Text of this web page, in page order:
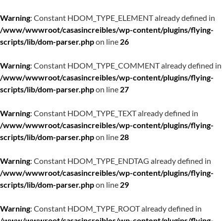
Warning: Constant HDOM_TYPE_ELEMENT already defined in
/www/wwwroot/casasincreibles/wp-content/plugins/flying-
scripts/lib/dom-parser.phpon line 26
Warning: Constant HDOM_TYPE_COMMENT already defined in
/www/wwwroot/casasincreibles/wp-content/plugins/flying-
scripts/lib/dom-parser.phpon line 27
Warning: Constant HDOM_TYPE_TEXT already defined in
/www/wwwroot/casasincreibles/wp-content/plugins/flying-
scripts/lib/dom-parser.phpon line 28
Warning: Constant HDOM_TYPE_ENDTAG already defined in
/www/wwwroot/casasincreibles/wp-content/plugins/flying-
scripts/lib/dom-parser.phpon line 29
Warning: Constant HDOM_TYPE_ROOT already defined in